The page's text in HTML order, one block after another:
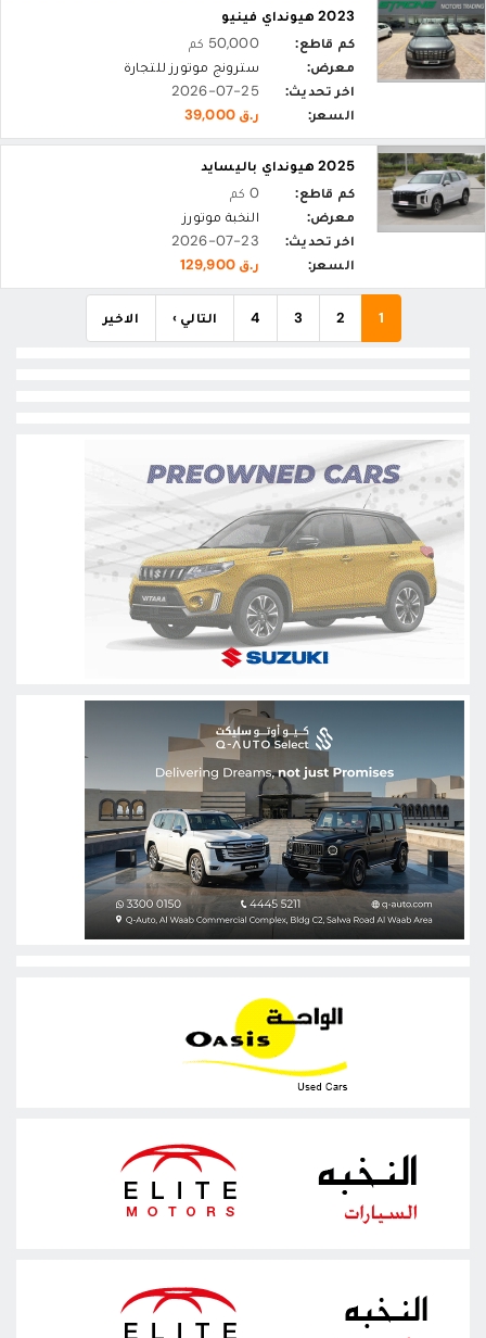
2023 هيونداي فينيو
كم قاطع:
50,000 كم
معرض:
سترونج موتورز للتجارة
اخر تحديث:
2026-07-25
السعر:
ر.ق 39,000
2025 هيونداي باليسايد
كم قاطع:
0 كم
معرض:
النخبة موتورز
اخر تحديث:
2026-07-23
السعر:
ر.ق 129,900
1
2
3
4 التالي › الاخير